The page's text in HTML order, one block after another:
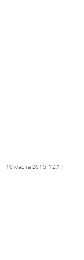
10 марта 2015, 12:17